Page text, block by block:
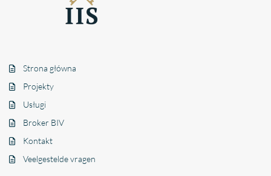
Strona główna
Projekty
Usługi
Broker BIV
Kontakt
Veelgestelde vragen